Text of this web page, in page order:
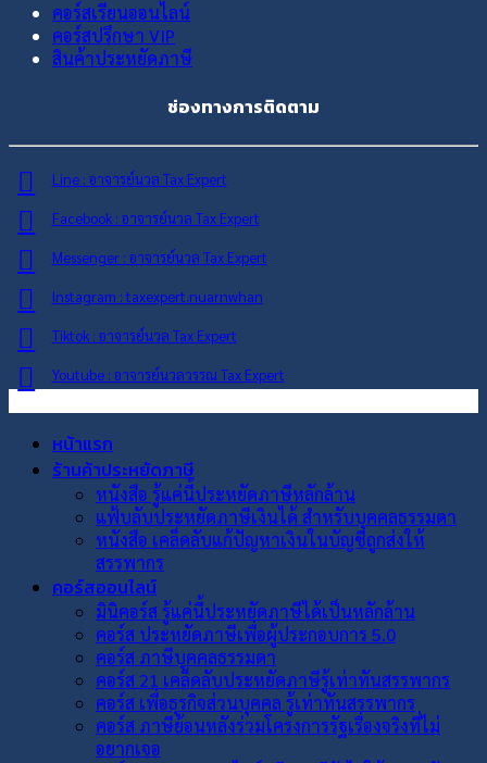
คอร์สเรียนออนไลน์
คอร์สปรึกษา VIP
สินค้าประหยัดภาษี
ช่องทางการติดตาม
Line : อาจารย์นวล Tax Expert
Facebook : อาจารย์นวล Tax Expert
Messenger : อาจารย์นวล Tax Expert
Instagram : taxexpert.nuarnwhan
Tiktok : อาจารย์นวล Tax Expert
Youtube : อาจารย์นวลวรรณ Tax Expert
หน้าแรก
ร้านค้าประหยัดภาษี
หนังสือ รู้แค่นี้ประหยัดภาษีหลักล้าน
แฟ้บลับประหยัดภาษีเงินได้ สำหรับบุคคลธรรมดา
หนังสือ เคล็ดลับแก้ปัญหาเงินในบัญชีถูกส่งให้
สรรพากร
คอร์สออนไลน์
มินิคอร์ส รู้แค่นี้ประหยัดภาษีได้เป็นหลักล้าน
คอร์ส ประหยัดภาษีเพื่อผู้ประกอบการ 5.0
คอร์ส ภาษีบุคคลธรรมดา
คอร์ส 21 เคล็ดลับประหยัดภาษีรู้เท่าทันสรรพากร
คอร์ส เพื่อธุรกิจส่วนบุคคล รู้เท่าทันสรรพากร
คอร์ส ภาษีย้อนหลังร่วมโครงการรัฐเรื่องจริงที่ไม่
อยากเจอ